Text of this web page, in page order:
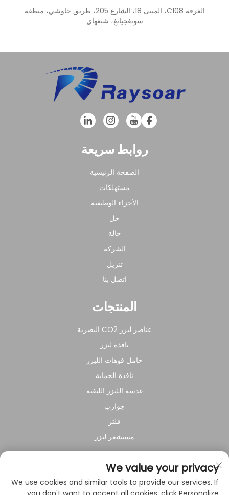
الغرفة C108، المبنى 18، الشارع 205، طريق جاوشي، منطقة
سونغجيانغ، شنغهاي
روابط سريعة
الصفحة الرئيسية
مستهلكات
الأجزاء الوظيفية
حل
حالة
الشركة
تنزيل
اتصل بنا
المنتجات
عناصر ليزر CO2 البصرية
نافذة ليزر
حامل فوهات الليزر
نافذة الحماية
عدسة الليزر الليفية
جوارب
فلتر
مستشعر ليزر
عن الشركة
سياسة الخصوصية
We value your privacy
We use cookies and similar tools to provide our services. If